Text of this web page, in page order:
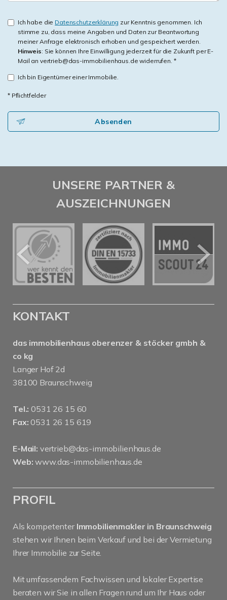
Ich habe die Datenschutzerklärung zur Kenntnis genommen. Ich
stimme zu, dass meine Angaben und Daten zur Beantwortung
meiner Anfrage elektronisch erhoben und gespeichert werden.
Hinweis: Sie können Ihre Einwilligung jederzeit für die Zukunft per E-
Mail an vertrieb@das-immobilienhaus.de widerrufen. *
Ich bin Eigentümer einer Immobilie.
* Pflichtfelder
Absenden
UNSERE PARTNER &
AUSZEICHNUNGEN
KONTAKT
das immobilienhaus oberenzer & stöcker gmbh &
co kg
Langer Hof 2d
38100 Braunschweig
Tel.: 0531 26 15 60
Fax: 0531 26 15 619
E-Mail: vertrieb@das-immobilienhaus.de
Web: www.das-immobilienhaus.de
PROFIL
Als kompetenter Immobilienmakler in Braunschweig
stehen wir Ihnen beim Verkauf und bei der Vermietung
Ihrer Immobilie zur Seite.
Mit umfassendem Fachwissen und lokaler Expertise
beraten wir Sie in allen Fragen rund um Ihr Haus oder